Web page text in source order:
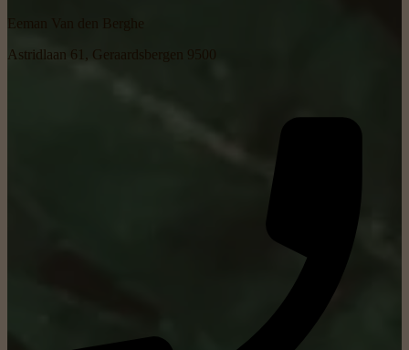
Astridlaan 61, Geraardsbergen 9500